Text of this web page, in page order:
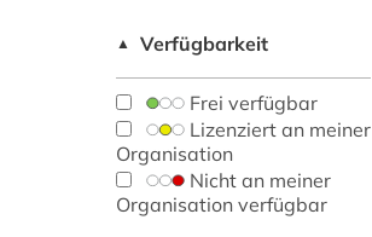
▲ Verfügbarkeit
Frei verfügbar
Lizenziert an meiner
Organisation
Nicht an meiner
Organisation verfügbar